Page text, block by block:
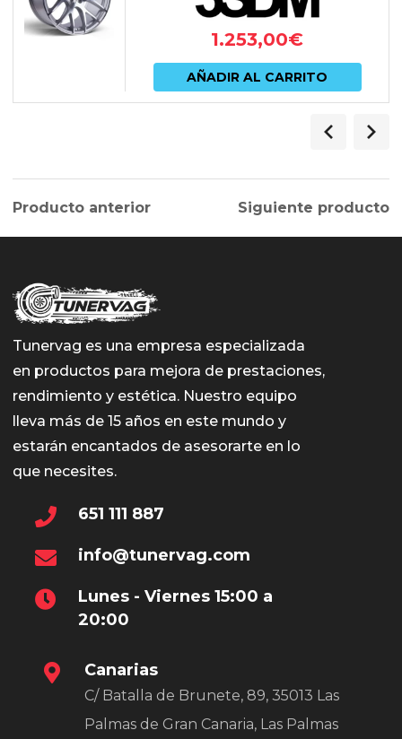
1.253,00€
AÑADIR AL CARRITO
Producto anterior Siguiente producto
Tunervag es una empresa especializada
en productos para mejora de prestaciones,
rendimiento y estética. Nuestro equipo
lleva más de 15 años en este mundo y
estarán encantados de asesorarte en lo
que necesites.
651 111 887
info@tunervag.com
Lunes - Viernes 15:00 a
20:00
Canarias
C/ Batalla de Brunete, 89, 35013 Las
Palmas de Gran Canaria, Las Palmas